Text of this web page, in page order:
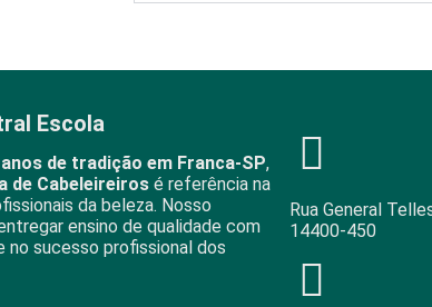
Escola
de tradição em Franca-SP,
de Cabeleireiros é referência na
da beleza. Nosso
ensino de qualidade com
no sucesso profissional dos
Rua General
14400-450​